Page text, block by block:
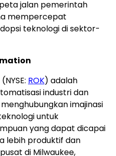
jalan pemerintah
mempercepat
teknologi di sektor-
ROK) adalah
industri dan
imajinasi
untuk
yang dapat dicapai
lebih produktif dan
di Milwaukee,